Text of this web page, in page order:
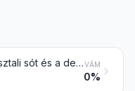
Só (beleértve az asztali sót és a denaturált sót is) és tiszta nátrium-klorid, ezek vizes oldatban vagy hozzáadott csomósodást gátló vagy gördülékenységet elősegítő anyaggal; tengervízVÁM
0%